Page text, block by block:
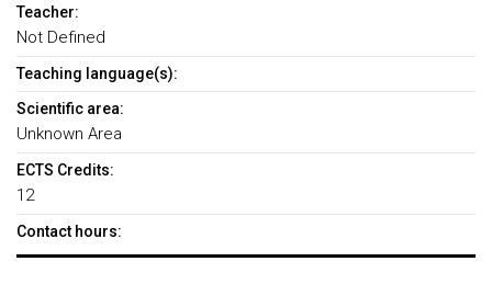
Teacher:
Not Defined
Teaching language(s):
Scientific area:
Unknown Area
ECTS Credits:
12
Contact hours: